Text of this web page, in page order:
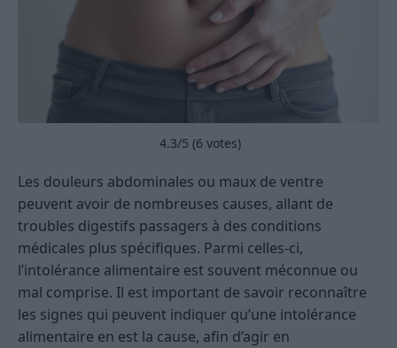
4.3/5 (6 votes)
Les douleurs abdominales ou maux de ventre
peuvent avoir de nombreuses causes, allant de
troubles digestifs passagers à des conditions
médicales plus spécifiques. Parmi celles-ci,
l’intolérance alimentaire est souvent méconnue ou
mal comprise. Il est important de savoir reconnaître
les signes qui peuvent indiquer qu’une intolérance
alimentaire en est la cause, afin d’agir en